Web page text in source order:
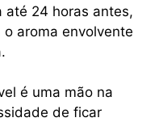
até 24 horas antes,
aroma envolvente
é uma mão na
de ficar